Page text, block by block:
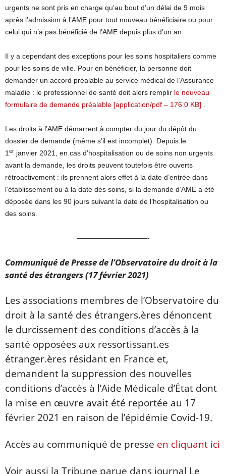
urgents ne sont pris en charge qu’au bout d’un délai de 9 mois
après l’admission à l’AME pour tout nouveau bénéficiaire ou pour
celui qui n’a pas bénéficié de l’AME depuis plus d’un an.
Il y a cependant des exceptions pour les soins hospitaliers comme
pour les soins de ville. Pour en bénéficier, la personne doit
demander un accord préalable au service médical de l’Assurance
maladie : le professionnel de santé doit alors remplir le nouveau
formulaire de demande préalable [application/pdf – 176.0 KB]
Les droits à l’AME démarrent à compter du jour du dépôt du
dossier de demande (même s’il est incomplet). Depuis le
1 er janvier 2021, en cas d’hospitalisation ou de soins non urgents
avant la demande, les droits peuvent toutefois être ouverts
rétroactivement : ils prennent alors effet à la date d’entrée dans
l’établissement ou à la date des soins, si la demande d’AME a été
déposée dans les 90 jours suivant la date de l’hospitalisation ou
des soins.
——————————-
Communiqué de Presse de l’Observatoire du droit à la
santé des étrangers (17 février 2021)
Les associations membres de l’Observatoire du
droit à la santé des étrangers.ères dénoncent
le durcissement des conditions d’accès à la
santé opposées aux ressortissant.es
étranger.ères résidant en France et,
demandent la suppression des nouvelles
conditions d’accès à l’Aide Médicale d’État dont
la mise en œuvre avait été reportée au 17
février 2021 en raison de l’épidémie Covid-19.
Accès au communiqué de presse en cliquant ici
Voir aussi la Tribune parue dans journal Le